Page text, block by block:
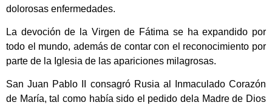
dolorosas enfermedades.
La devoción de la Virgen de Fátima se ha expandido por
todo el mundo, además de contar con el reconocimiento por
parte de la Iglesia de las apariciones milagrosas.
San Juan Pablo II consagró Rusia al Inmaculado Corazón
de María, tal como había sido el pedido dela Madre de Dios